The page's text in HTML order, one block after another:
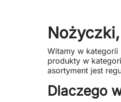
Witamy w kategorii
produkty w
asortyment jest
Dlaczego